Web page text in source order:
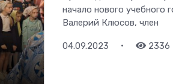
начало нового учебного
Валерий Клюсов, член
04.09.2023 • 2336